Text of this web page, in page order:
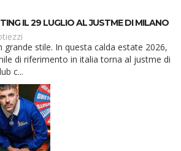
IL 29 LUGLIO AL JUSTME DI MILANO
di riferimento in italia torna al justme di
c...